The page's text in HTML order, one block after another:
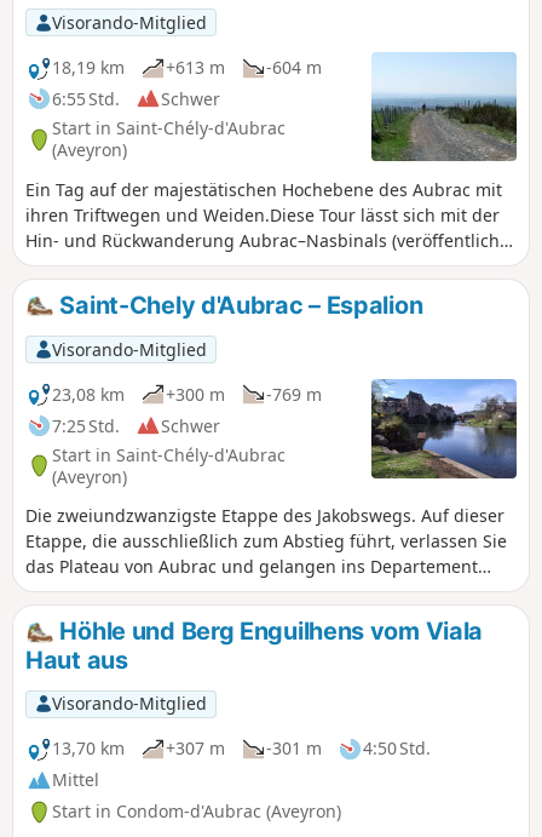
nur noch schönen Aubrac-Kühen begegnen werden.
Besichtigung des Dorfes am Ende der Wanderung.
Visorando-Mitglied
18,19 km
+613 m
-604 m
6:55 Std.
Schwer
Start in Saint-Chély-d'Aubrac
(Aveyron)
Ein Tag auf der majestätischen Hochebene des Aubrac mit
ihren Triftwegen und Weiden.Diese Tour lässt sich mit der
Hin- und Rückwanderung Aubrac–Nasbinals (veröffentlicht
auf Visorando) kombinieren, wodurch sich eine zweitägige
Wanderung mit Übernachtung in Nasbinals ergibt.
Saint-Chely d'Aubrac – Espalion
Visorando-Mitglied
23,08 km
+300 m
-769 m
7:25 Std.
Schwer
Start in Saint-Chély-d'Aubrac
(Aveyron)
Die zweiundzwanzigste Etappe des Jakobswegs. Auf dieser
Etappe, die ausschließlich zum Abstieg führt, verlassen Sie
das Plateau von Aubrac und gelangen ins Departement
Aveyron an die Ufer des Lot, vorbei am Dorf Saint-Côme-
d’Olt, das zu den „Schönsten Dörfern Frankreichs“ zählt und
seinen Charakter über die Jahrhunderte bewahrt hat. Sie
erreichen die Stadt Espalion, die sich am Ufer des Lot
entwickelt hat, und können an den Hängen die alten
Terrassen erkennen, die einst mit Weinreben und
Obstbäumen bepflanzt waren.
Höhle und Berg Enguilhens vom Viala
Haut aus
Visorando-Mitglied
13,70 km
+307 m -301 m
4:50 Std.
Mittel
Start in Condom-d'Aubrac (Aveyron)